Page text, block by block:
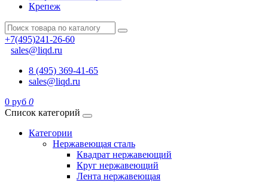
Крепеж
+7(495)241-26-60
sales@liqd.ru
8 (495) 369-41-65
sales@liqd.ru
0 руб 0
Список категорий
Категории
Нержавеющая сталь
Квадрат нержавеющий
Круг нержавеющий
Лента нержавеющая